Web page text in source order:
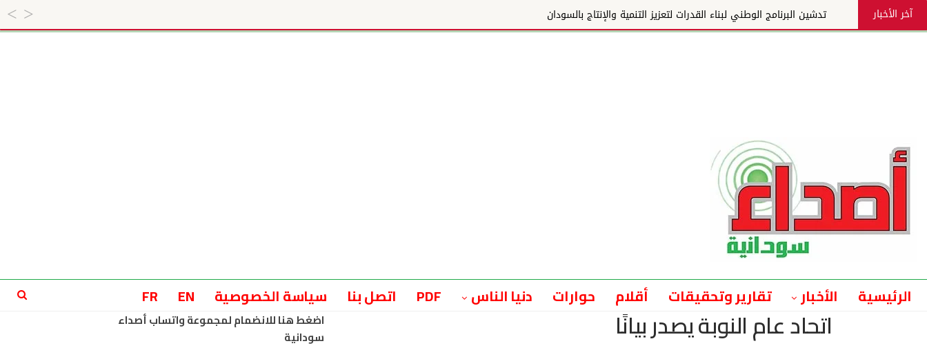
آخر الأخبار تدشين البرنامج الوطني لبناء القدرات لتعزيز التنمية والإنتاج بالسودان
الرئيسية الأخبار تقارير وتحقيقات أقلام حوارات دنيا الناس PDF اتصل بنا سياسة الخصوصية EN
FR
اتحاد عام النوبة يصدر بيانًا
اضغط هنا للانضمام لمجموعة واتساب أصداء
سودانية